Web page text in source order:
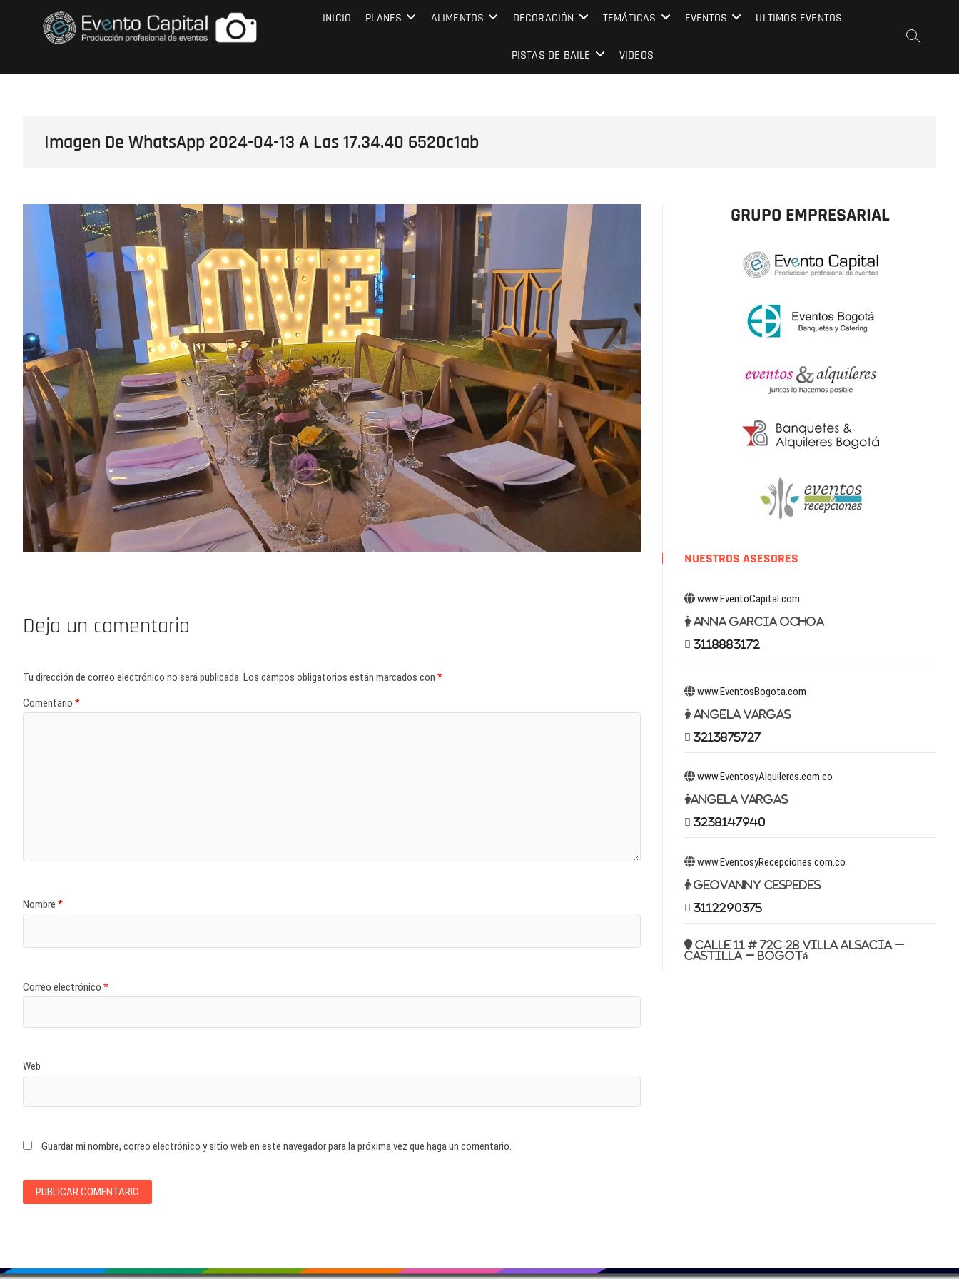
FOTOS GRUPO EMPRESARIAL EVENTO CAPITAL
INICIO PLANES ALIMENTOS DECORACIÓN TEMÁTICAS EVENTOS ULTIMOS EVENTOS
PISTAS DE BAILE VIDEOS
Imagen De WhatsApp 2024-04-13 A Las 17.34.40 6520c1ab
Deja un comentario
Tu dirección de correo electrónico no será publicada. Los campos obligatorios están marcados con *
Comentario *
Nombre *
Correo electrónico *
Web
Guardar mi nombre, correo electrónico y sitio web en este navegador para la próxima vez que haga un comentario.
GRUPO EMPRESARIAL
NUESTROS ASESORES
www.EventoCapital.com
Anna Garcia Ochoa
3118883172
www.EventosBogota.com
Angela Vargas
3213875727
www.EventosyAlquileres.com.co
Angela Vargas
3238147940
www.EventosyRecepciones.com.co
Geovanny Cespedes
3112290375
Calle 11 # 72c-28 Villa Alsacia –
Castilla – Bogotá